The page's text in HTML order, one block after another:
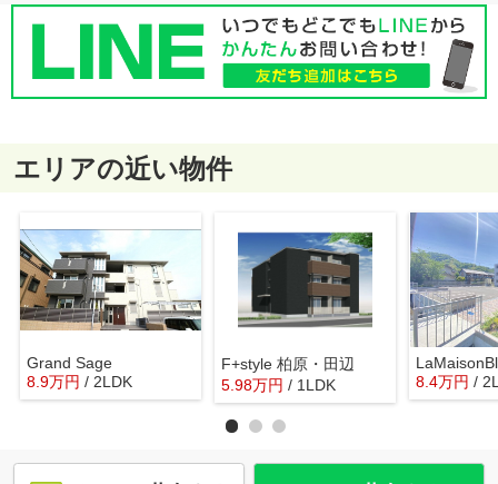
エリアの近い物件
Grand Sage
8.9万円 / 2LDK
F+style 柏原・田辺
5.98万円 / 1LDK
8.4万円 /